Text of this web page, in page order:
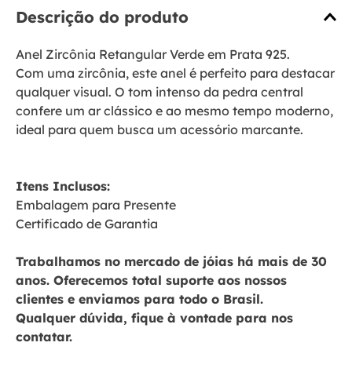
Descrição do produto
Anel Zircônia Retangular Verde em Prata 925.
Com uma zircônia, este anel é perfeito para destacar
qualquer visual. O tom intenso da pedra central
confere um ar clássico e ao mesmo tempo moderno,
ideal para quem busca um acessório marcante.
Itens Inclusos:
Embalagem para Presente
Certificado de Garantia
Trabalhamos no mercado de jóias há mais de 30
anos. Oferecemos total suporte aos nossos
clientes e enviamos para todo o Brasil.
Qualquer dúvida, fique à vontade para nos
contatar.